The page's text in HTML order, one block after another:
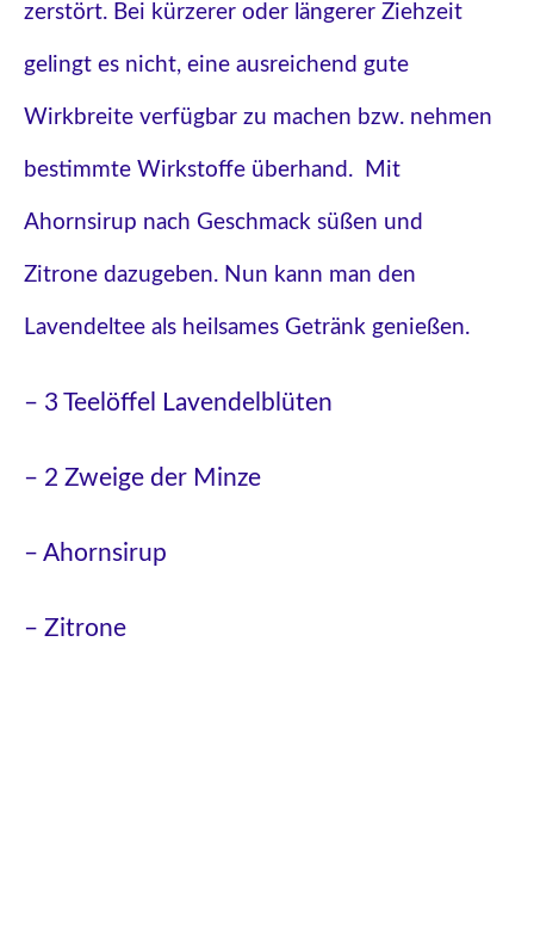
zerstört. Bei kürzerer oder längerer Ziehzeit
gelingt es nicht, eine ausreichend gute
Wirkbreite verfügbar zu machen bzw. nehmen
bestimmte Wirkstoffe überhand. Mit
Ahornsirup nach Geschmack süßen und
Zitrone dazugeben. Nun kann man den
Lavendeltee als heilsames Getränk genießen.
– 3 Teelöffel Lavendelblüten
– 2 Zweige der Minze
– Ahornsirup
– Zitrone